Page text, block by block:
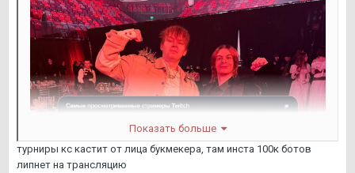
Показать больше
турниры кс кастит от лица букмекера, там инста 100к ботов
липнет на трансляцию